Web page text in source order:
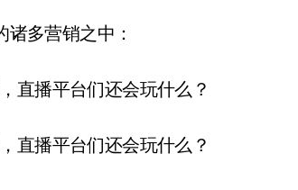
多营销之中：